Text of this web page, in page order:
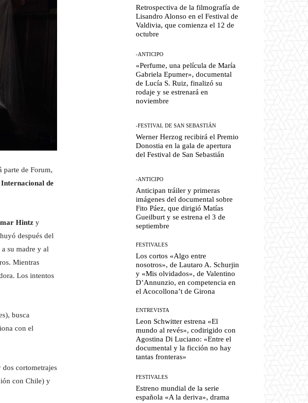
parte de Forum,
Internacional de
Hintz y
después del
su madre y al
Mientras
Los intentos
busca
con el
cortometrajes
con Chile) y
Retrospectiva de la filmografía de
Lisandro Alonso en el Festival de
Valdivia, que comienza el 12 de
octubre
-ANTICIPO
«Perfume, una película de María
Gabriela Epumer», documental
de Lucía S. Ruiz, finalizó su
rodaje y se estrenará en
noviembre
-FESTIVAL DE SAN SEBASTIÁN
Werner Herzog recibirá el Premio
Donostia en la gala de apertura
del Festival de San Sebastián
-ANTICIPO
Anticipan tráiler y primeras
imágenes del documental sobre
Fito Páez, que dirigió Matías
Gueilburt y se estrena el 3 de
septiembre
FESTIVALES
Los cortos «Algo entre
nosotros», de Lautaro A. Schurjin
y «Mis olvidados», de Valentino
D’Annunzio, en competencia en
el Acocollona’t de Girona
ENTREVISTA
Leon Schwitter estrena «El
mundo al revés», codirigido con
Agostina Di Luciano: «Entre el
documental y la ficción no hay
tantas fronteras»
FESTIVALES
Estreno mundial de la serie
española «A la deriva», drama